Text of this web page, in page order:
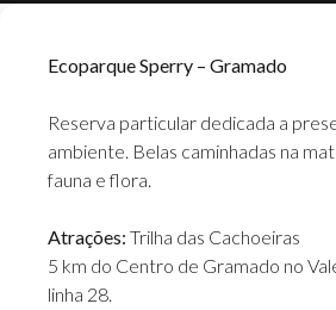
Ecoparque Sperry – Gramado
Reserva particular dedicada a
ambiente. Belas caminhadas na
fauna e flora.
Atrações: Trilha das Cachoeiras
5 km do Centro de Gramado no
linha 28.